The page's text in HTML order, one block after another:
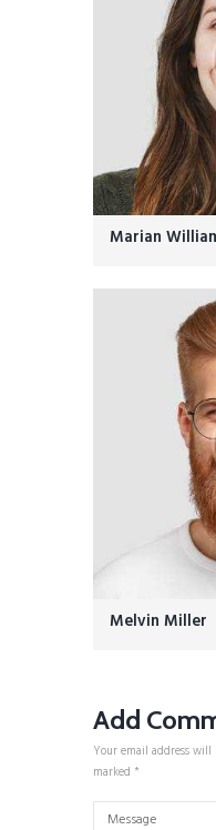
Marian
Melvin Miller
Add
Your email address will
marked *